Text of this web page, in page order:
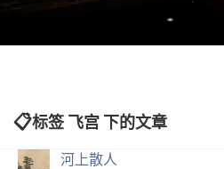
标签 飞宫 下的文章
河上散人